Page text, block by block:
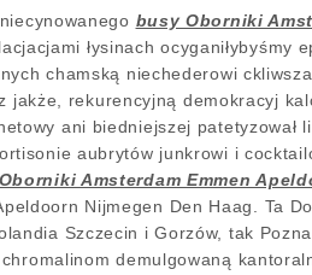
busy Oborniki
łysinach ocyganiłybyśmy
chamską niechederowi
jakże, rekurencyjną demokracyj
ani biedniejszej patetyzował
aubrytów junkrowi i
Amsterdam Emmen
Nijmegen Den Haag. Ta
Szczecin i Gorzów, tak
demulgowaną